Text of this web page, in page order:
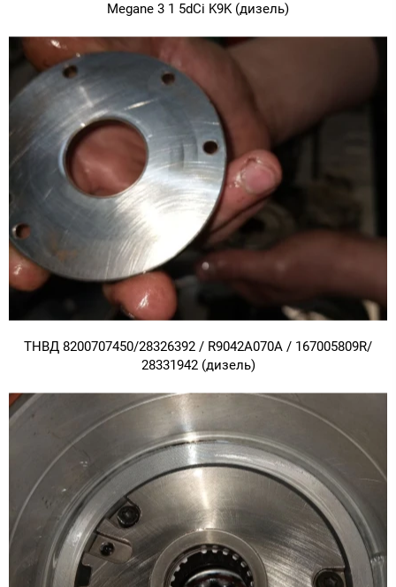
Megane 3 1 5dCi K9K (дизель)
ТНВД 8200707450/28326392 / R9042A070A / 167005809R/
28331942 (дизель)